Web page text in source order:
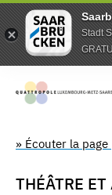
Stadt
» Écouter la page
THÉÂTRE ET